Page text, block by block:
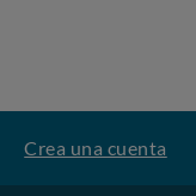
Crea una cuenta